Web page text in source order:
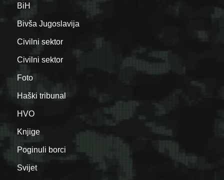
BiH
Bivša Jugoslavija
Civilni sektor
Civilni sektor
Foto
Haški tribunal
HVO
Knjige
Poginuli borci
Svijet